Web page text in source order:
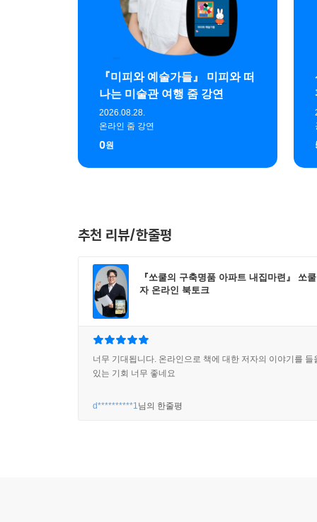
『미피와 예술가들』 미피와 떠
나는 미술관 여행 줌 강연
2026.08.28.
온라인 줌 강연
0원
추천 리뷰/한줄평
『쏘쿨의 구축명품 아파트 내집마련』 쏘
자 온라인 북토크
너무 기대됩니다. 온라인으로 책에 대한 저자의 이야기를 들
있는 기회 너무 좋네요
d**********1 님의 한줄평